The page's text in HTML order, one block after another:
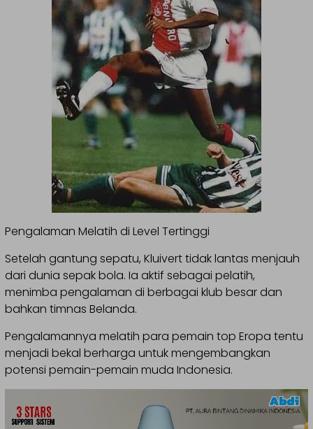
Pengalaman Melatih di Level Tertinggi
Setelah gantung sepatu, Kluivert tidak lantas menjauh
dari dunia sepak bola. Ia aktif sebagai pelatih,
menimba pengalaman di berbagai klub besar dan
bahkan timnas Belanda.
Pengalamannya melatih para pemain top Eropa tentu
menjadi bekal berharga untuk mengembangkan
potensi pemain-pemain muda Indonesia.